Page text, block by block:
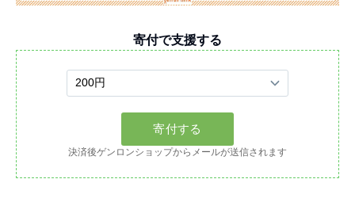
寄付で支援する
決済後ゲンロンショップからメールが送信されます